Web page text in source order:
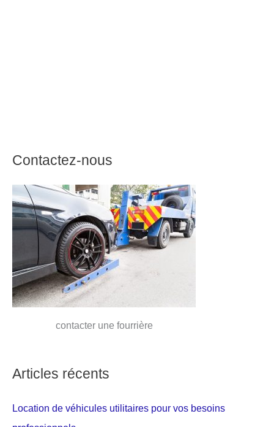
Contactez-nous
contacter une fourrière
Articles récents
Location de véhicules utilitaires pour vos besoins